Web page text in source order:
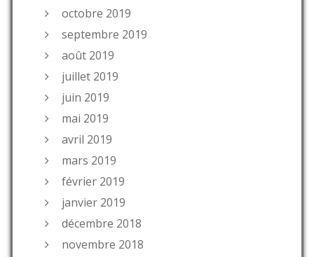
octobre 2019
septembre 2019
août 2019
juillet 2019
juin 2019
mai 2019
avril 2019
mars 2019
février 2019
janvier 2019
décembre 2018
novembre 2018